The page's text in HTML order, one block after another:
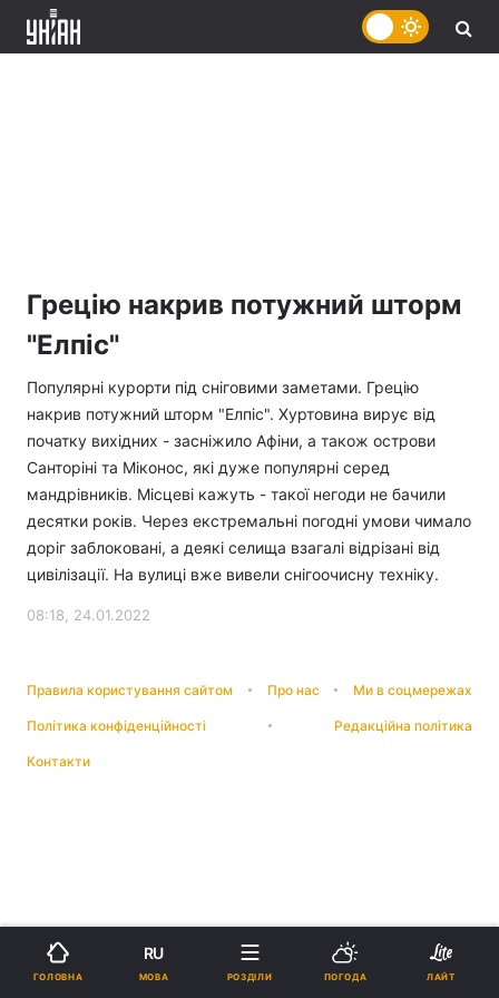
Грецію накрив потужний шторм
"Елпіс"
Популярні курорти під сніговими заметами. Грецію
накрив потужний шторм "Елпіс". Хуртовина вирує від
початку вихідних - засніжило Афіни, а також острови
Санторіні та Міконос, які дуже популярні серед
мандрівників. Місцеві кажуть - такої негоди не бачили
десятки років. Через екстремальні погодні умови чимало
доріг заблоковані, а деякі селища взагалі відрізані від
цивілізації. На вулиці вже вивели снігоочисну техніку.
08:18, 24.01.2022
Правила користування сайтом Про нас Ми в соцмережах
Політика конфіденційності Редакційна політика
Контакти
ГОЛОВНА
RU
МОВА РОЗДІЛИ ПОГОДА ЛАЙТ